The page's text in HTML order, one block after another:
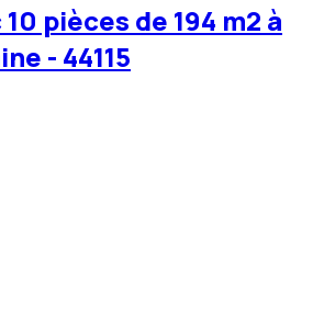
pièces de 194 m2 à
- 44115